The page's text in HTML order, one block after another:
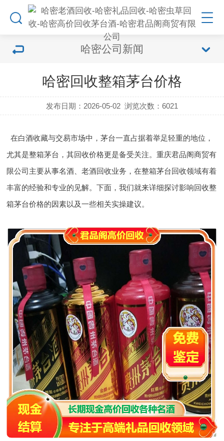
哈密公司新闻
哈密回收整箱茅台价格
发布日期：2026-05-02 浏览次数：6021
在白酒收藏与交易市场中，茅台一直占据着举足轻重的地位，
尤其是整箱茅台，其回收价格更是备受关注。重庆君品阁商贸有
限公司主要从事名酒、老酒回收业务，在整箱茅台回收领域有着
丰富的经验和专业的见解。下面，我们就来详细探讨影响回收整
箱茅台价格的因素以及一些相关实操建议。